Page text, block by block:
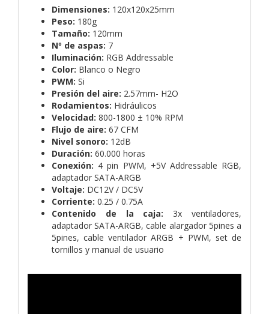
Dimensiones: 120x120x25mm
Peso: 180g
Tamaño: 120mm
Nº de aspas: 7
Iluminación: RGB Addressable
Color: Blanco o Negro
PWM: Si
Presión del aire: 2.57mm- H2O
Rodamientos: Hidráulicos
Velocidad: 800-1800 ± 10% RPM
Flujo de aire: 67 CFM
Nivel sonoro: 12dB
Duración: 60.000 horas
Conexión: 4 pin PWM, +5V Addressable RGB,
adaptador SATA-ARGB
Voltaje: DC12V / DC5V
Corriente: 0.25 / 0.75A
Contenido de la caja:
3x ventiladores,
adaptador SATA-ARGB, cable alargador 5pines a
5pines, cable ventilador ARGB + PWM, set de
tornillos y manual de usuario